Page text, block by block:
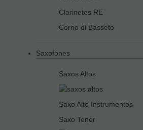
Clarinetes RE
Corno di Basseto
Saxofones
Saxos Altos
Saxo Alto Instrumentos
Saxo Tenor